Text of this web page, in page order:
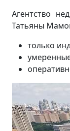
Агентство
Татьяны
только